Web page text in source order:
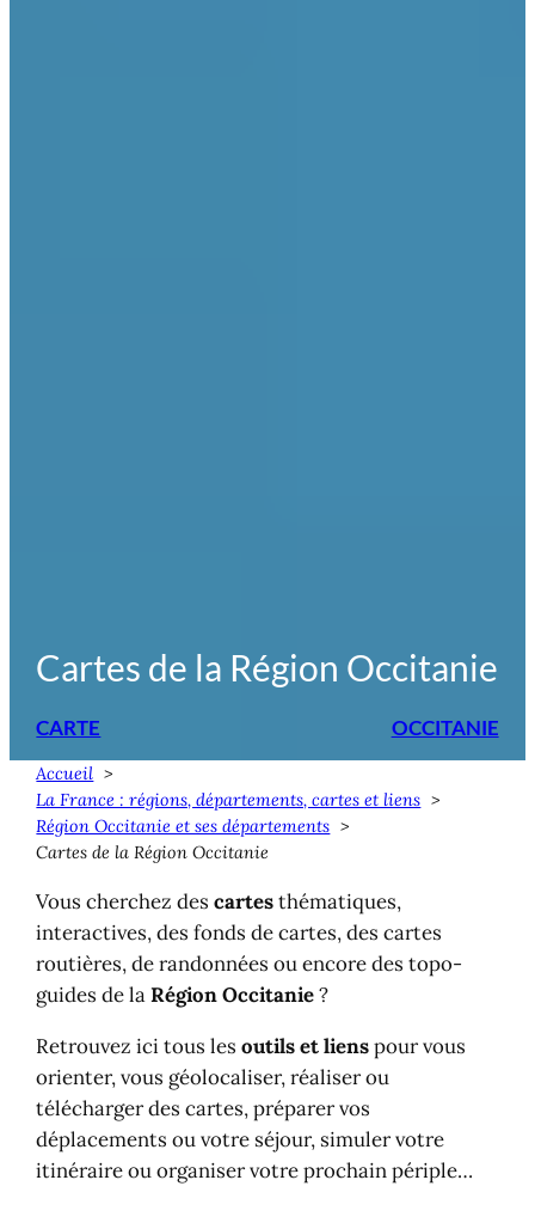
Cartes de la Région Occitanie
CARTE OCCITANIE
Accueil
La France : régions, départements, cartes et liens
Région Occitanie et ses départements
Cartes de la Région Occitanie
Vous cherchez descartesthématiques,
interactives, des fonds de cartes, des cartes
routières, de randonnées ou encore des topo-
guides de laRégion Occitanie?
Retrouvez ici tous lesoutils et lienspour vous
orienter, vous géolocaliser, réaliser ou
télécharger des cartes, préparer vos
déplacements ou votre séjour, simuler votre
itinéraire ou organiser votre prochain périple…